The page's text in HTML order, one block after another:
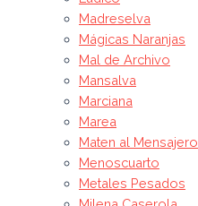
Madreselva
Mágicas Naranjas
Mal de Archivo
Mansalva
Marciana
Marea
Maten al Mensajero
Menoscuarto
Metales Pesados